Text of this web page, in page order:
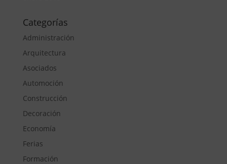
Categorías
Administración
Arquitectura
Asociados
Automoción
Construcción
Decoración
Economía
Ferias
Formación